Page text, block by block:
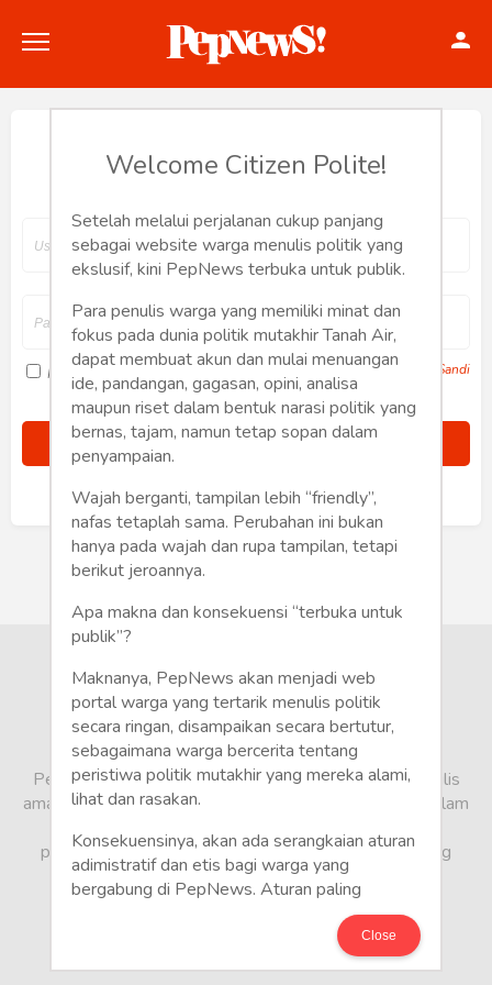
Politik
Hankam
Internasional
Bisnis
Humaniora
Sketsa
Tekno
Gaya
Wisata
Wanita
Hey, Welcome back.
Ingat saya Lupa Sandi
Buat Akun Baru
Welcome Citizen Polite!
Setelah melalui perjalanan cukup panjang
sebagai website warga menulis politik yang
ekslusif, kini PepNews terbuka untuk publik.
Para penulis warga yang memiliki minat dan
fokus pada dunia politik mutakhir Tanah Air,
dapat membuat akun dan mulai menuangan
ide, pandangan, gagasan, opini, analisa
maupun riset dalam bentuk narasi politik yang
bernas, tajam, namun tetap sopan dalam
penyampaian.
Wajah berganti, tampilan lebih “friendly”,
nafas tetaplah sama. Perubahan ini bukan
hanya pada wajah dan rupa tampilan, tetapi
berikut jeroannya.
Apa makna dan konsekuensi “terbuka untuk
publik”?
Maknanya, PepNews akan menjadi web
portal warga yang tertarik menulis politik
secara ringan, disampaikan secara bertutur,
sebagaimana warga bercerita tentang
peristiwa politik mutakhir yang mereka alami,
lihat dan rasakan.
Konsekuensinya, akan ada serangkaian aturan
adimistratif dan etis bagi warga yang
bergabung di PepNews. Aturan paling
mendasar adalah setiap penulis wajib
menggunakan identitas asli sesuai kartu
keterangan penduduk. Demikian juga foto
Close
PepNews.com adalah media warga, tempat bagi penulis
amatir dan profesional menyampaikan berbagai opini dalam
pandang tidak biasa, yang berbeda dari sudut pandang
berita media arus utama.